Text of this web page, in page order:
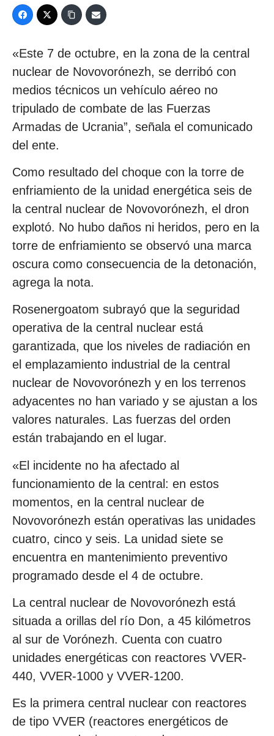
«Este 7 de octubre, en la zona de la central
nuclear de Novovorónezh, se derribó con
medios técnicos un vehículo aéreo no
tripulado de combate de las Fuerzas
Armadas de Ucrania”, señala el comunicado
del ente.
Como resultado del choque con la torre de
enfriamiento de la unidad energética seis de
la central nuclear de Novovorónezh, el dron
explotó. No hubo daños ni heridos, pero en la
torre de enfriamiento se observó una marca
oscura como consecuencia de la detonación,
agrega la nota.
Rosenergoatom subrayó que la seguridad
operativa de la central nuclear está
garantizada, que los niveles de radiación en
el emplazamiento industrial de la central
nuclear de Novovorónezh y en los terrenos
adyacentes no han variado y se ajustan a los
valores naturales. Las fuerzas del orden
están trabajando en el lugar.
«El incidente no ha afectado al
funcionamiento de la central: en estos
momentos, en la central nuclear de
Novovorónezh están operativas las unidades
cuatro, cinco y seis. La unidad siete se
encuentra en mantenimiento preventivo
programado desde el 4 de octubre.
La central nuclear de Novovorónezh está
situada a orillas del río Don, a 45 kilómetros
al sur de Vorónezh. Cuenta con cuatro
unidades energéticas con reactores VVER-
440, VVER-1000 y VVER-1200.
Es la primera central nuclear con reactores
de tipo VVER (reactores energéticos de